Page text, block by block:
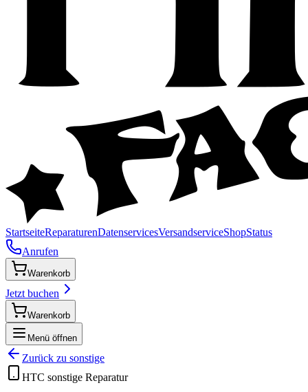
StartseiteReparaturenDatenservicesVersandserviceShopStatus
Anrufen
Warenkorb
Jetzt buchen
Warenkorb
Menü öffnen
Zurück zu sonstige
HTC sonstige Reparatur